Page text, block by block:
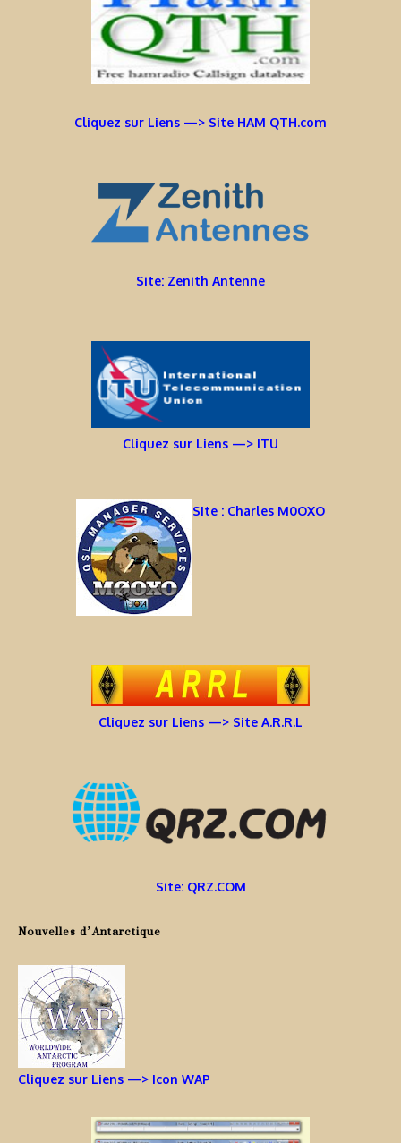
Cliquez sur Liens —> Site HAM QTH.com
Site: Zenith Antenne
Cliquez sur Liens —> ITU
Site : Charles M0OXO
Cliquez sur Liens —> Site A.R.R.L
Site: QRZ.COM
Nouvelles d’Antarctique
Cliquez sur Liens —> Icon WAP